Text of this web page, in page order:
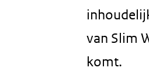
van Slim
komt.